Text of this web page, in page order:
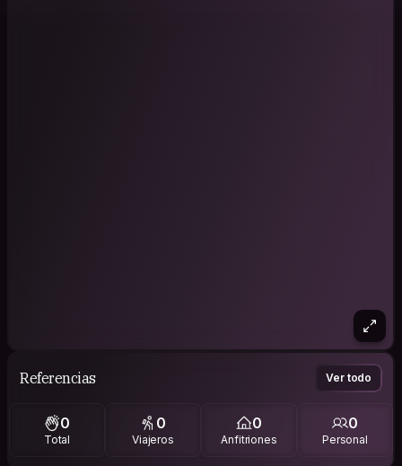
Referencias Ver todo
0
Total
0
Viajeros
0
Anfitriones
0
Personal